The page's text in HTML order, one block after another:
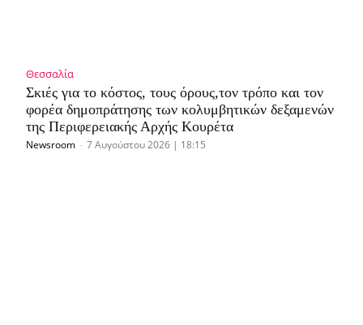
Θεσσαλία
Σκιές για το κόστος, τους όρους,τον τρόπο και τον
φορέα δημοπράτησης των κολυμβητικών δεξαμενών
της Περιφερειακής Αρχής Κουρέτα
Newsroom - 7 Αυγούστου 2026 | 18:15